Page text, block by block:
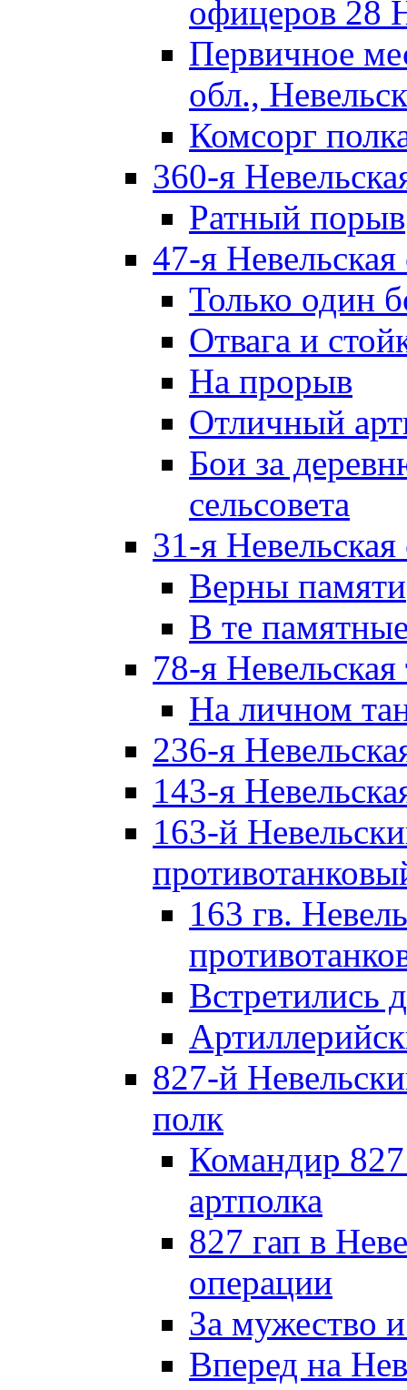
офицеров 28
Первичное
обл.,
Комсорг
360-я
Ратный порыв
47-я Невельская
Только один
Отвага и
На прорыв
Отличный
Бои за
сельсовета
31-я Невельская
Верны памяти
В те
78-я Невельская
На личном
236-я
143-я
163-й
163 гв.
Встретились
827-й
полк
Командир 827
артполка
827 гап в
операции
За мужество
Вперед на